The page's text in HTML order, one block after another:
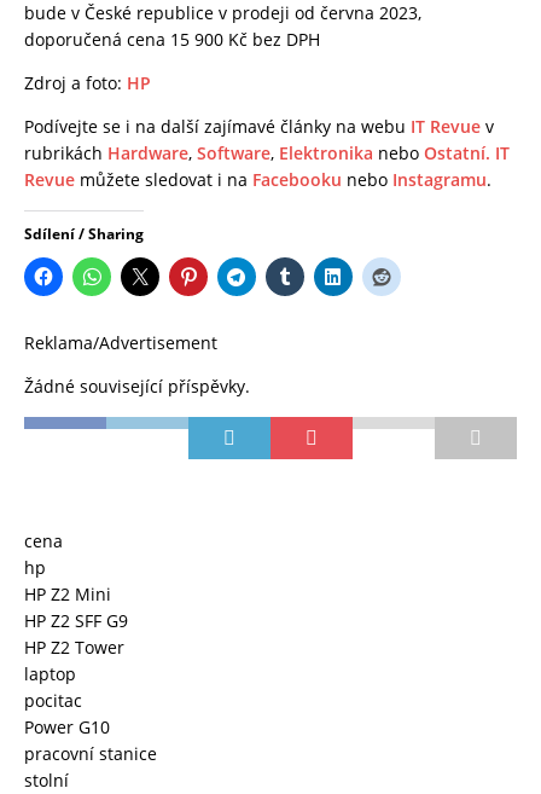
bude v České republice v prodeji od června 2023,
doporučená cena 15 900 Kč bez DPH
Zdroj a foto: HP
Podívejte se i na další zajímavé články na webu IT Revue v
rubrikách Hardware, Software, Elektronika nebo Ostatní. IT
Revue můžete sledovat i na Facebooku nebo Instagramu.
Sdílení / Sharing
Reklama/Advertisement
Žádné související příspěvky.
cena
hp
HP Z2 Mini
HP Z2 SFF G9
HP Z2 Tower
laptop
pocitac
Power G10
pracovní stanice
stolní